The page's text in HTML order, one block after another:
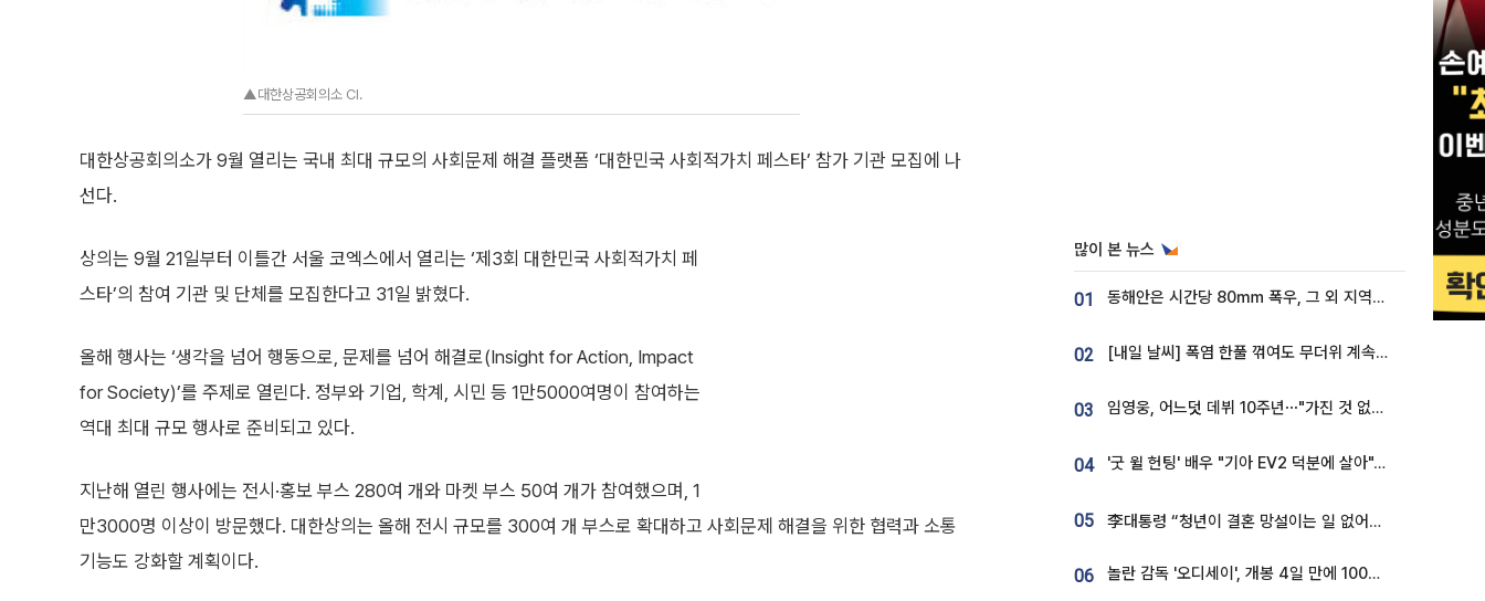
▲대한상공회의소 CI.
대한상공회의소가 9월 열리는 국내 최대 규모의 사회문제 해결 플랫폼 ‘대한민국 사회적가치 페스타’ 참가 기관 모집에 나
선다.
상의는 9월 21일부터 이틀간 서울 코엑스에서 열리는 ‘제3회 대한민국 사회적가치 페
스타’의 참여 기관 및 단체를 모집한다고 31일 밝혔다.
올해 행사는 ‘생각을 넘어 행동으로, 문제를 넘어 해결로(Insight for Action, Impact
for Society)’를 주제로 열린다. 정부와 기업, 학계, 시민 등 1만5000여명이 참여하는
역대 최대 규모 행사로 준비되고 있다.
지난해 열린 행사에는 전시·홍보 부스 280여 개와 마켓 부스 50여 개가 참여했으며, 1
만3000명 이상이 방문했다. 대한상의는 올해 전시 규모를 300여 개 부스로 확대하고 사회문제 해결을 위한 협력과 소통
기능도 강화할 계획이다.
많이 본 뉴스
01 동해안은 시간당 80㎜ 폭우, 그 외 지역은 폭염…‘극과 극 날씨’
02 [내일 날씨] 폭염 한풀 꺾여도 무더위 계속⋯동해안 이틀 연속 비
03 임영웅, 어느덧 데뷔 10주년⋯"가진 것 없던 시절, 내 앞엔 20명의 팬뿐"
04 '굿 윌 헌팅' 배우 "기아 EV2 덕분에 살아"…교통사고 후 안전성 극찬
05 李대통령 “청년이 결혼 망설이는 일 없어야...제도상 불이익 조사”
06 놀란 감독 '오디세이', 개봉 4일 만에 100만 돌파⋯'왕사남' 보다 빠르다